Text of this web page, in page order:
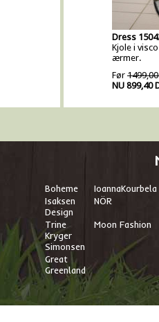
Dress
Kjole i
ærmer.
Før 1499,00
NU 899,40
Boheme IoannaKourbela
Isaksen
Design
NÖR
Trine
Kryger
Simonsen
Moon Fashion
Great
Greenland